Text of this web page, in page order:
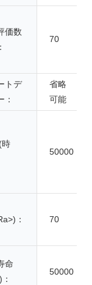
価数
70
トデ
：
省略
可能
時
50000
： 70
命
50000